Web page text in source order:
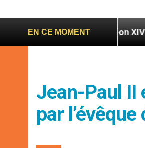
EN CE MOMENT
Léon XIV en France :
Jean-Paul II
par